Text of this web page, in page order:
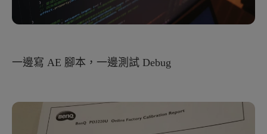
一邊寫 AE 腳本，一邊測試 Debug